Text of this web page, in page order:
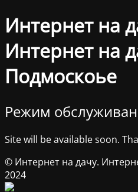
Интернет на
Интернет на
Подмоскоье
Режим
Site will be available soon.
© Интернет на дачу.
2024